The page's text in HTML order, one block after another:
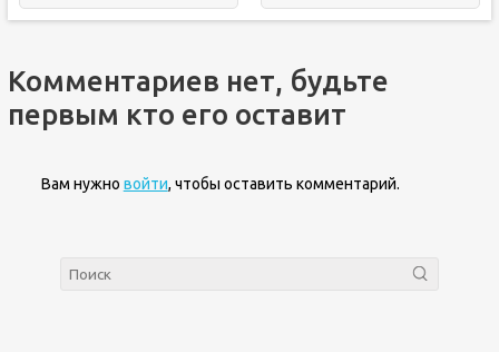
Комментариев нет, будьте
первым кто его оставит
Вам нужно войти, чтобы оставить комментарий.